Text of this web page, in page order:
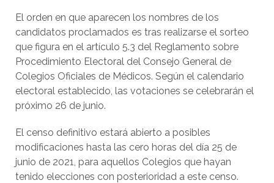
El orden en que aparecen los nombres de los
candidatos proclamados es tras realizarse el sorteo
que figura en el artículo 5.3 del Reglamento sobre
Procedimiento Electoral del Consejo General de
Colegios Oficiales de Médicos. Según el calendario
electoral establecido, las votaciones se celebrarán el
próximo 26 de junio.
El censo definitivo estará abierto a posibles
modificaciones hasta las cero horas del día 25 de
junio de 2021, para aquellos Colegios que hayan
tenido elecciones con posterioridad a este censo.